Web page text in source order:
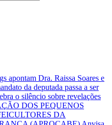
apontam Dra. Raissa Soares e
da deputada passa a ser
o silêncio sobre revelações
DOS PEQUENOS
DA